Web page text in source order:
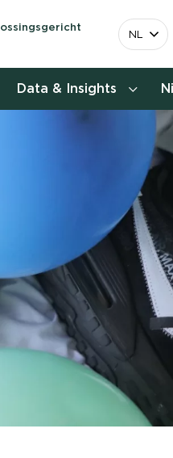
NL
brengen.
Stefan
Client
Data & Insights